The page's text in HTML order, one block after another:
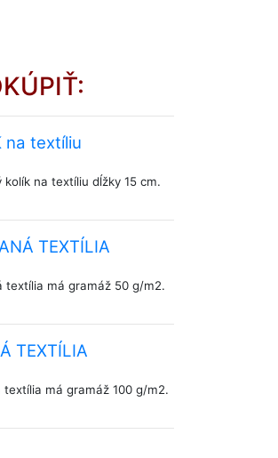
na textíliu
kolík na textíliu dĺžky 15 cm.
TEXTÍLIA
textília má gramáž 50 g/m2.
TEXTÍLIA
textília má gramáž 100 g/m2.